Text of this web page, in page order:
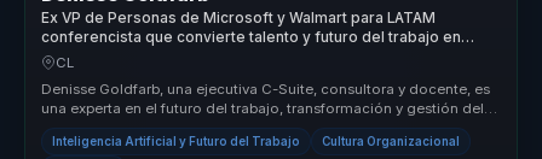
Ex VP de Personas de Microsoft y Walmart para LATAM
conferencista que convierte talento y futuro del trabajo en
claridad para empresas.
CL
Denisse Goldfarb, una ejecutiva C-Suite, consultora y docente, es
una experta en el futuro del trabajo, transformación y gestión del
tale...
Inteligencia Artificial y Futuro del Trabajo Cultura Organizacional